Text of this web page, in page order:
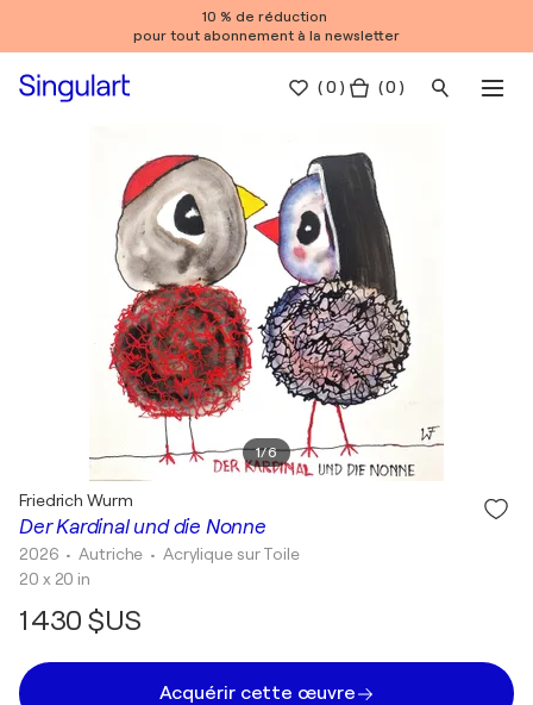
10 % de réduction
pour tout abonnement à la newsletter
(0 ) ( 0 )
1/6
Der Kardinal und die Nonne
Friedrich Wurm
2026 • Autriche • Acrylique sur Toile
20 x 20 in
1 430 $US
Acquérir cette œuvre